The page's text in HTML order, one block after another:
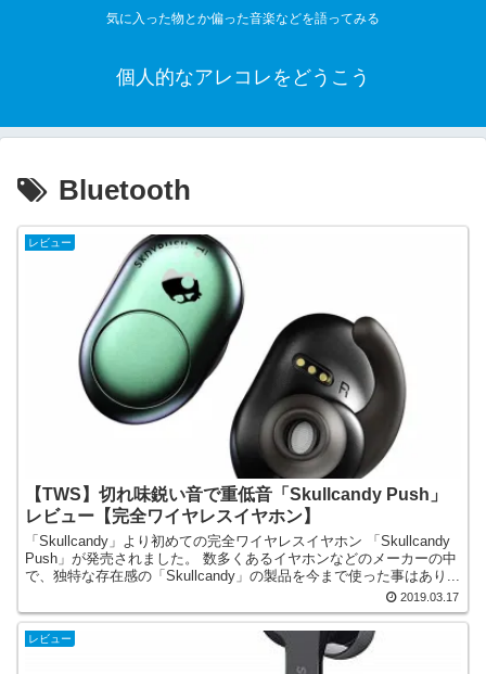
気に入った物とか偏った音楽などを語ってみる
個人的なアレコレをどうこう
Bluetooth
レビュー
【TWS】切れ味鋭い音で重低音「Skullcandy Push」
レビュー【完全ワイヤレスイヤホン】
「Skullcandy」より初めての完全ワイヤレスイヤホン 「Skullcandy
Push」が発売されました。 数多くあるイヤホンなどのメーカーの中
で、独特な存在感の「Skullcandy」の製品を今まで使った事はあり...
2019.03.17
レビュー